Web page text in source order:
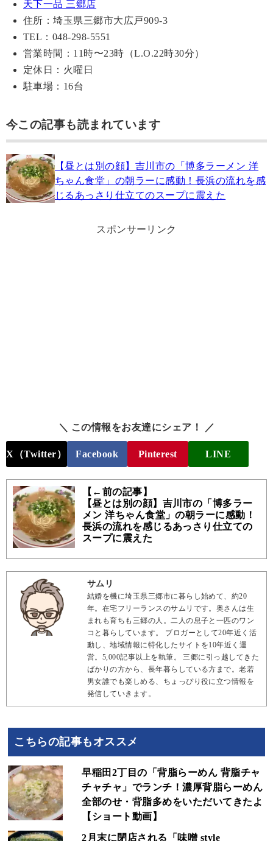
天下一品 三郷店
住所：埼玉県三郷市大広戸909-3
TEL：048-298-5551
営業時間：11時〜23時（L.O.22時30分）
定休日：火曜日
駐車場：16台
今この記事も読まれています
【昼とは別の顔】吉川市の「博多ラーメン 洋
ちゃん食堂」の朝ラーに感動！長浜の流れを感
じるあっさり仕立てのスープに震えた
スポンサーリンク
＼ この情報をお友達にシェア！ ／
X（Twitter） Facebook Pinterest LINE
【←前の記事】
【昼とは別の顔】吉川市の「博多ラー
メン 洋ちゃん食堂」の朝ラーに感動！
長浜の流れを感じるあっさり仕立ての
スープに震えた
サムリ
結婚を機に埼玉県三郷市に暮らし始めて、約20
年。在宅フリーランスのサムリです。奥さんは生
まれも育ちも三郷の人。二人の息子と一匹のワン
コと暮らしています。 ブロガーとして20年近く活
動し、地域情報に特化したサイトを10年近く運
営。5,000記事以上を執筆。 三郷に引っ越してきた
ばかりの方から、長年暮らしている方まで。老若
男女誰でも楽しめる、ちょっぴり役に立つ情報を
発信していきます。
こちらの記事もオススメ
早稲田2丁目の「背脂らーめん 背脂チャ
チャチャ」でランチ！濃厚背脂らーめん
全部のせ・背脂多めをいただいてきたよ
【ショート動画】
2月末に閉店される「味噌 style